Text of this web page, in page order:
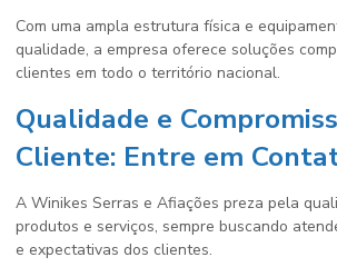
Com uma ampla estrutura física e
qualidade, a empresa oferece soluções
clientes em todo o território nacional.
Qualidade e
Cliente: Entre em
A Winikes Serras e Afiações preza pela
produtos e serviços, sempre buscando
e expectativas dos clientes.